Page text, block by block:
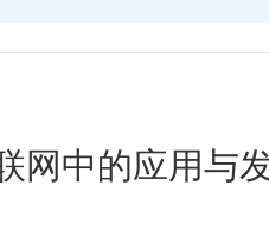
网中的应用与